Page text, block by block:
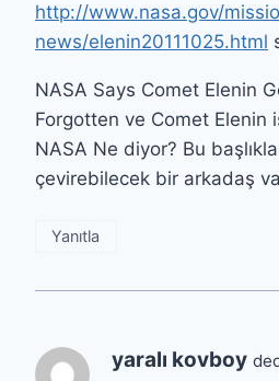
http://www.nasa.gov/
news/elenin20111025.html
NASA Says Comet Elenin
Forgotten ve Comet Elenin
NASA Ne diyor? Bu
çevirebilecek bir arkadaş
Yanıtla
yaralı kovboy